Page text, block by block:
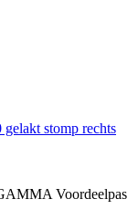
stomp rechts
Voordeelpas